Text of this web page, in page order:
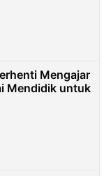
Mengajar
Mendidik untuk